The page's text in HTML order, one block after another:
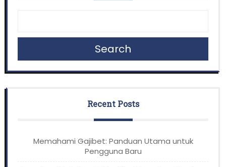
Search
Recent Posts
Memahami Gajibet: Panduan Utama untuk
Pengguna Baru